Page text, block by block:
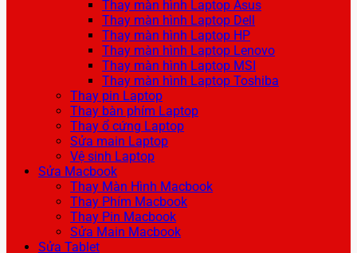
Thay màn hình Laptop Asus
Thay màn hình Laptop Dell
Thay màn hình Laptop HP
Thay màn hình Laptop Lenovo
Thay màn hình Laptop MSI
Thay màn hình Laptop Toshiba
Thay pin Laptop
Thay bàn phím Laptop
Thay ổ cứng Laptop
Sửa main Laptop
Vệ sinh Laptop
Sửa Macbook
Thay Màn Hình Macbook
Thay Phím Macbook
Thay Pin Macbook
Sửa Main Macbook
Sửa Tablet